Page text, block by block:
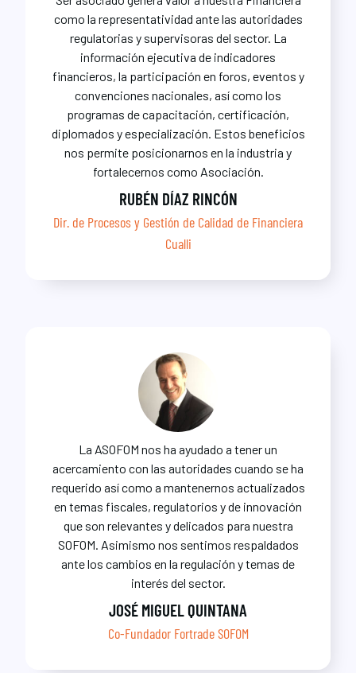
como la representatividad ante las autoridades
regulatorias y supervisoras del sector. La
información ejecutiva de indicadores
financieros, la participación en foros, eventos y
convenciones nacionales, así como los
programas de capacitación, certificación,
diplomados y especialización. Estos beneficios
nos permite posicionarnos en la industria y
fortalecernos como Asociación.
RUBÉN DÍAZ RINCÓN
Dir. de Procesos y Gestión de Calidad de Financiera
Cualli
La ASOFOM nos ha ayudado a tener un
acercamiento con las autoridades cuando se ha
requerido así como a mantenernos actualizados
en temas fiscales, regulatorios y de innovación
que son relevantes y delicados para nuestra
SOFOM. Asimismo nos sentimos respaldados
ante los cambios en la regulación y temas de
interés del sector.
JOSÉ MIGUEL QUINTANA
Co-Fundador Fortrade SOFOM